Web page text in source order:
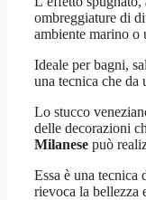
ombreggiature di
ambiente marino o
Ideale per bagni,
una tecnica che da
Lo stucco
delle decorazioni
Milanese può
Essa è una tecnica
rievoca la bellezza